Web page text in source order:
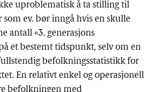
uproblematisk å ta stilling til
ev. bør inngå hvis en skulle
antall «3. generasjons
et bestemt tidspunkt, selv om en
befolkningsstatistikk for
En relativt enkel og operasjonell
befolkningen med